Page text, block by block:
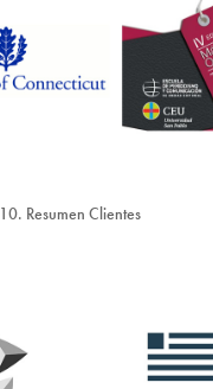
10. Resumen Clientes